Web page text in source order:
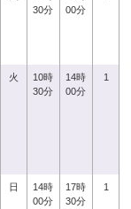
30分
00分
火
10時
30分
14時
00分
1
日
14時
00分
17時
30分
1